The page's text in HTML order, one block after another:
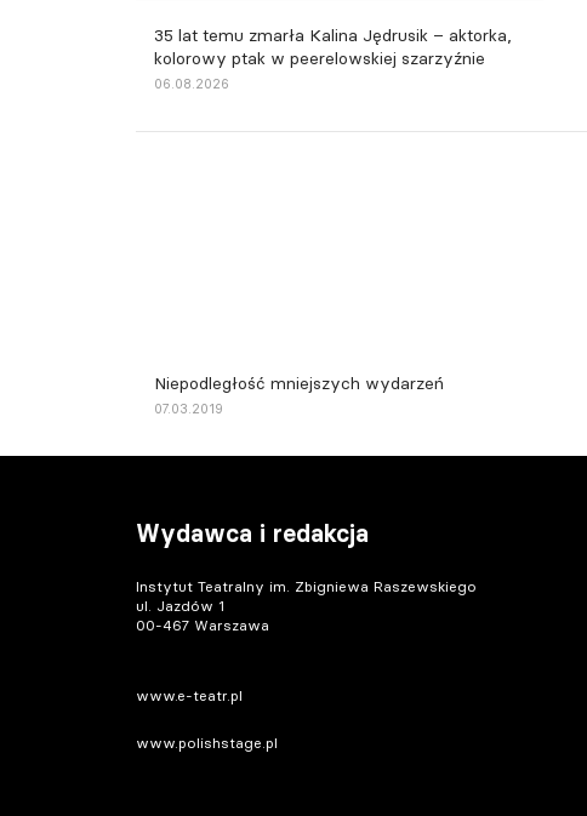
35 lat temu zmarła Kalina Jędrusik – aktorka,
kolorowy ptak w peerelowskiej szarzyźnie
06.08.2026
Niepodległość mniejszych wydarzeń
07.03.2019
Wydawca i redakcja
Instytut Teatralny im. Zbigniewa Raszewskiego
ul. Jazdów 1
00-467 Warszawa
www.e-teatr.pl
www.polishstage.pl